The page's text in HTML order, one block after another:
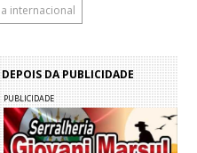
internacional
DA PUBLICIDADE
PUBLICIDADE